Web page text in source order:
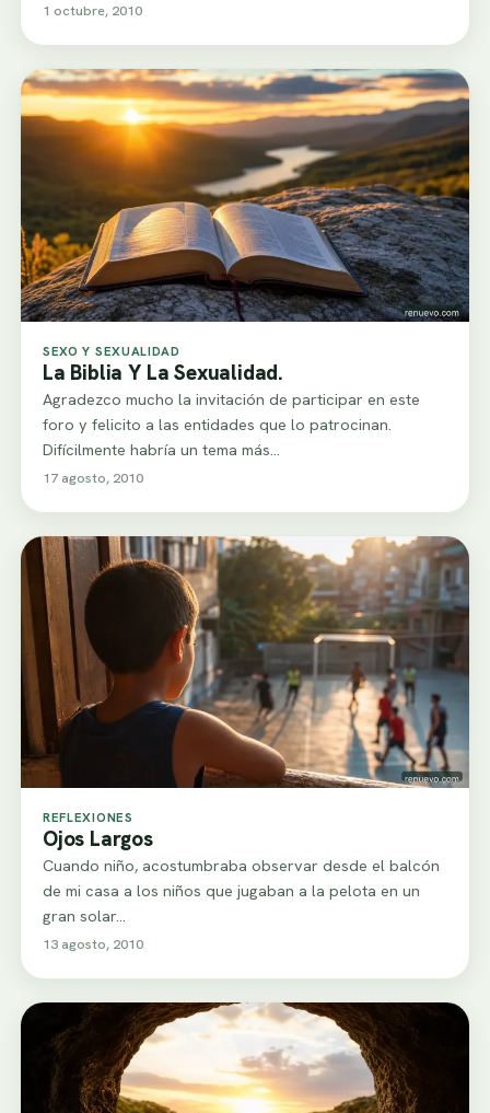
1 octubre, 2010
SEXO Y SEXUALIDAD
La Biblia Y La Sexualidad.
Agradezco mucho la invitación de participar en este
foro y felicito a las entidades que lo patrocinan.
Difícilmente habría un tema más…
17 agosto, 2010
REFLEXIONES
Ojos Largos
Cuando niño, acostumbraba observar desde el balcón
de mi casa a los niños que jugaban a la pelota en un
gran solar…
13 agosto, 2010